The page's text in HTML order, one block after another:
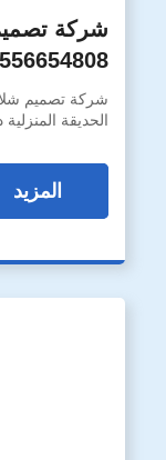
شركة
0556654808 خصم 20% –
شركة تصميم
الحديقة
المزيد